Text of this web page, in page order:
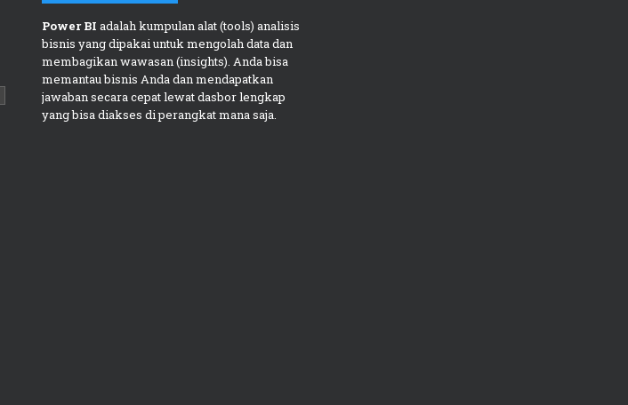
Power BI adalah kumpulan alat (tools) analisis
bisnis yang dipakai untuk mengolah data dan
membagikan wawasan (insights). Anda bisa
memantau bisnis Anda dan mendapatkan
jawaban secara cepat lewat dasbor lengkap
yang bisa diakses di perangkat mana saja.